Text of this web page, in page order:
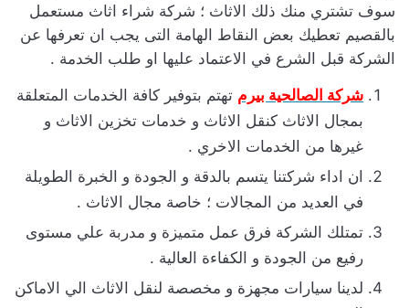
سوف تشتري منك ذلك الاثاث ؛ شركة شراء اثاث مستعمل
بالقصيم تعطيك بعض النقاط الهامة التى يجب ان تعرفها عن
الشركة قبل الشرع في الاعتماد عليها او طلب الخدمة .
شركة الصالحية بيرم تهتم بتوفير كافة الخدمات المتعلقة
بمجال الاثاث كنقل الاثاث و خدمات تخزين الاثاث و
غيرها من الخدمات الاخري .
ان اداء شركتنا يتسم بالدقة و الجودة و الخبرة الطويلة
في العديد من المجالات ؛ خاصة مجال الاثاث .
تمتلك الشركة فرق عمل متميزة و مدربة علي مستوى
رفيع من الجودة و الكفاءة العالية .
لدينا سيارات مجهزة و مخصصة لنقل الاثاث الي الاماكن